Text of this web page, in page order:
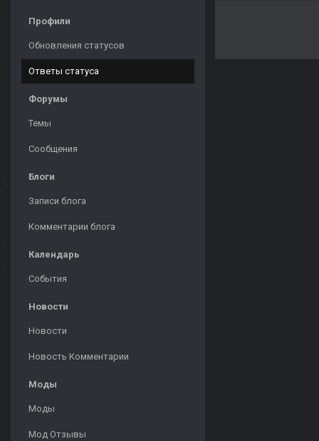
Профили
Обновления статусов
Ответы статуса
Форумы
Темы
Сообщения
Блоги
Записи блога
Комментарии блога
Календарь
События
Новости
Новости
Новость Комментарии
Моды
Моды
Мод Отзывы